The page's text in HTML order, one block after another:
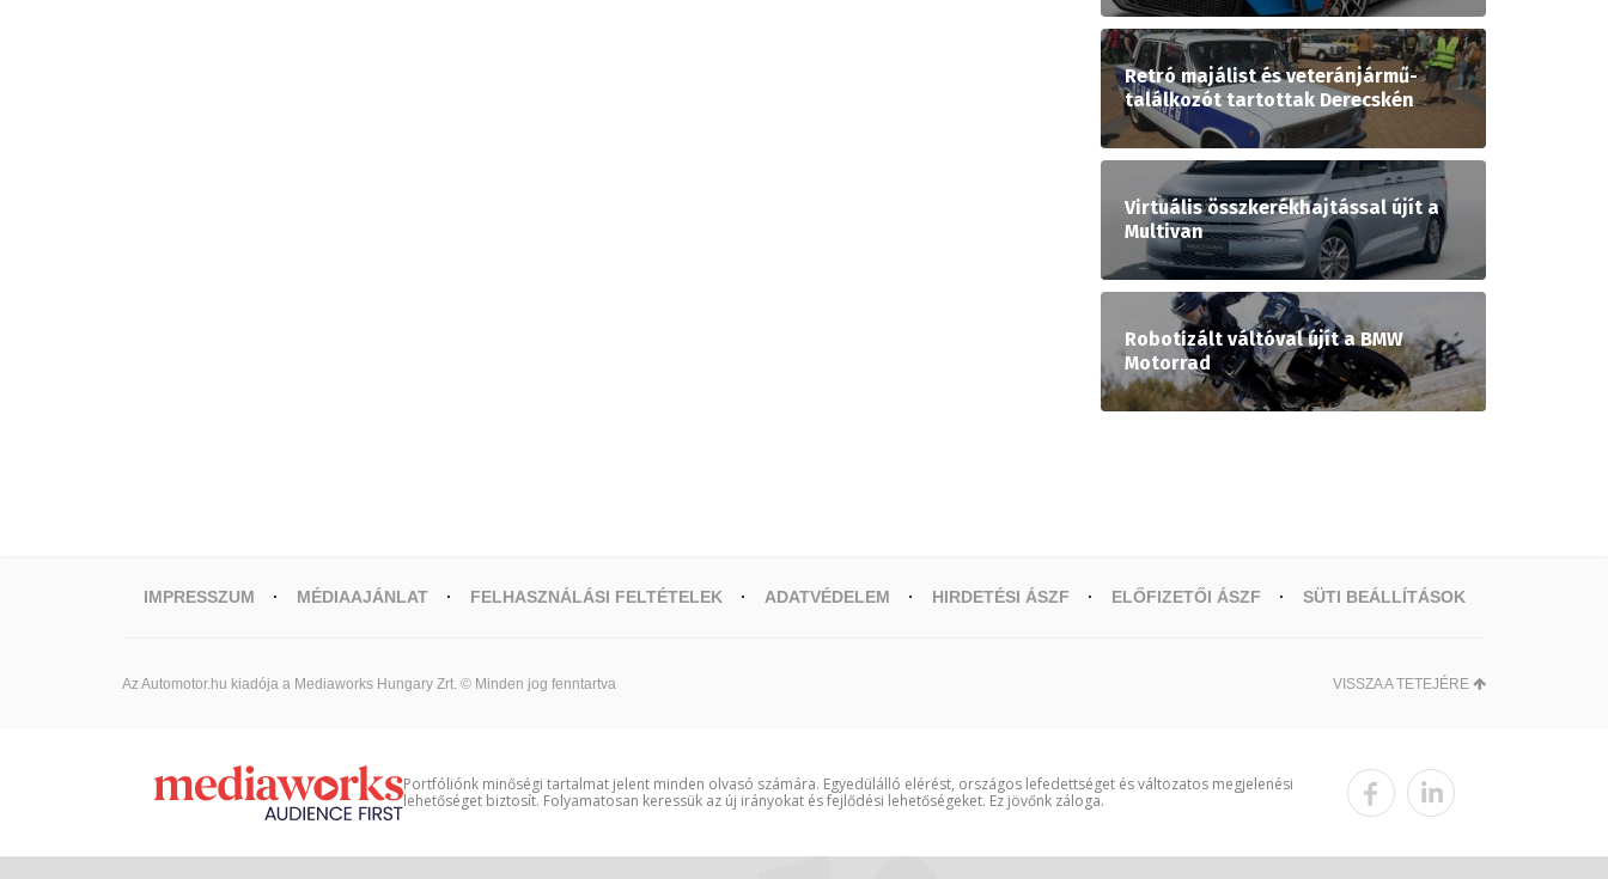
Retró majálist és veteránjármű-
találkozót tartottak Derecskén
Virtuális összkerékhajtással újít a
Multivan
Robotizált váltóval újít a BMW
Motorrad
IMPRESSZUM MÉDIAAJÁNLAT FELHASZNÁLÁSI FELTÉTELEK ADATVÉDELEM HIRDETÉSI ÁSZF ELŐFIZETŐI ÁSZF SÜTI BEÁLLÍTÁSOK
Az Automotor.hu kiadója a Mediaworks Hungary Zrt. © Minden jog fenntartva VISSZA A TETEJÉRE
Portfóliónk minőségi tartalmat jelent minden olvasó számára. Egyedülálló elérést, országos lefedettséget és változatos megjelenési
lehetőséget biztosít. Folyamatosan keressük az új irányokat és fejlődési lehetőségeket. Ez jövőnk záloga.